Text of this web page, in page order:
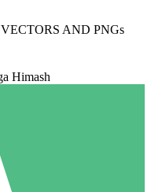
AND PNGs
Himash